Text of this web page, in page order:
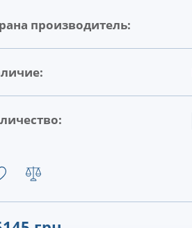
производитель: